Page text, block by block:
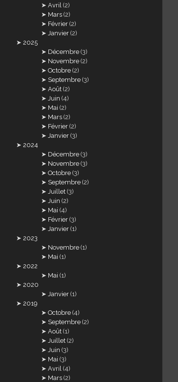
Avril (2)
Mars (2)
Février (2)
Janvier (2)
2025
Décembre (3)
Novembre (2)
Octobre (2)
Septembre (3)
Août (2)
Juin (4)
Mai (2)
Mars (2)
Février (2)
Janvier (3)
2024
Décembre (3)
Novembre (3)
Octobre (3)
Septembre (2)
Juillet (3)
Juin (2)
Mai (4)
Février (3)
Janvier (1)
2023
Novembre (1)
Mai (1)
2022
Mai (1)
2020
Janvier (1)
2019
Octobre (4)
Septembre (2)
Août (1)
Juillet (2)
Juin (3)
Mai (3)
Avril (4)
Mars (2)